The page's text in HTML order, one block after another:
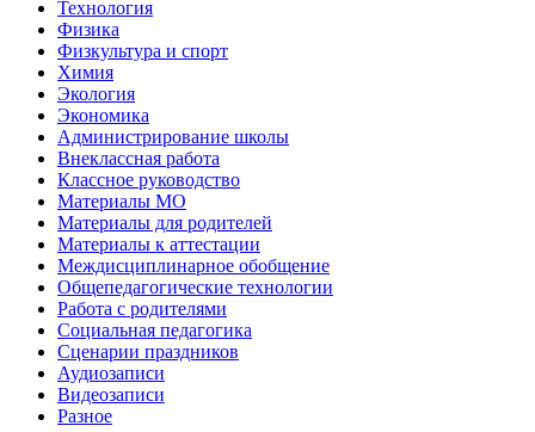
Технология
Физика
Физкультура и спорт
Химия
Экология
Экономика
Администрирование школы
Внеклассная работа
Классное руководство
Материалы МО
Материалы для родителей
Материалы к аттестации
Междисциплинарное обобщение
Общепедагогические технологии
Работа с родителями
Социальная педагогика
Сценарии праздников
Аудиозаписи
Видеозаписи
Разное